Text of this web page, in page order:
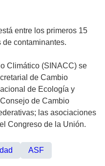
entre los primeros 15
contaminantes.
Climático (SINACC) se
de Cambio
de Ecología y
de Cambio
las asociaciones
Congreso de la Unión.
ASF